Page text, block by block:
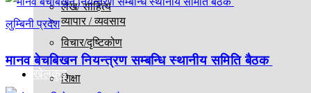
लेख/ साहित्य
विचार/दृष्टिकोण
शिक्षा
व्यापार / व्यवसाय
खेलकुद
लुम्बिनी प्रदेश
मानव बेचबिखन नियन्त्रण सम्बन्धि स्थानीय समिति बैठक